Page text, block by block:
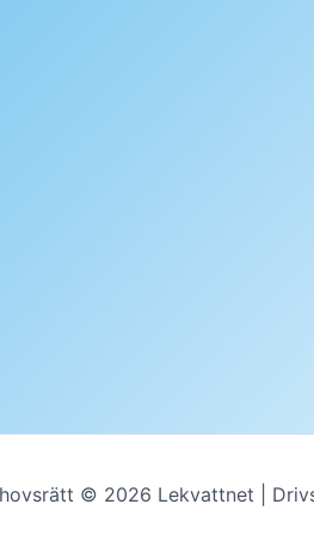
© 2026 Lekvattnet |